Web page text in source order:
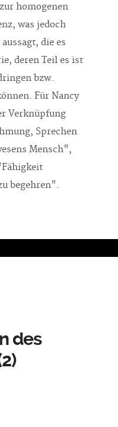
was jedoch
die es
deren Teil es ist
bzw.
Für Nancy
Verknüpfung
Sprechen
Mensch",
begehren".